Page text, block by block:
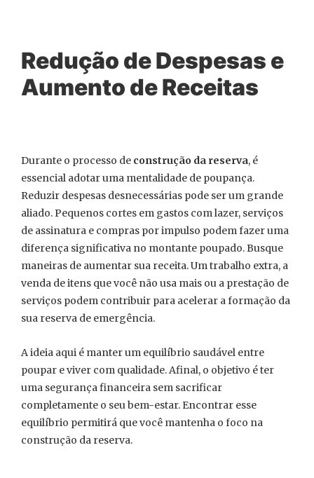
Redução de Despesas e
Aumento de Receitas
Durante o processo de construção da reserva, é
essencial adotar uma mentalidade de poupança.
Reduzir despesas desnecessárias pode ser um grande
aliado. Pequenos cortes em gastos com lazer, serviços
de assinatura e compras por impulso podem fazer uma
diferença significativa no montante poupado. Busque
maneiras de aumentar sua receita. Um trabalho extra, a
venda de itens que você não usa mais ou a prestação de
serviços podem contribuir para acelerar a formação da
sua reserva de emergência.
A ideia aqui é manter um equilíbrio saudável entre
poupar e viver com qualidade. Afinal, o objetivo é ter
uma segurança financeira sem sacrificar
completamente o seu bem-estar. Encontrar esse
equilíbrio permitirá que você mantenha o foco na
construção da reserva.